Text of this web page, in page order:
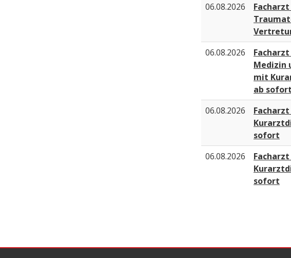
06.08.2026
06.08.2026
Medizin
mit
ab sofort
06.08.2026
sofort
06.08.2026
sofort